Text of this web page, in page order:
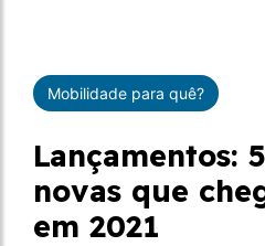
Mobilidade para quê?
Lançamentos:
novas que
em 2021